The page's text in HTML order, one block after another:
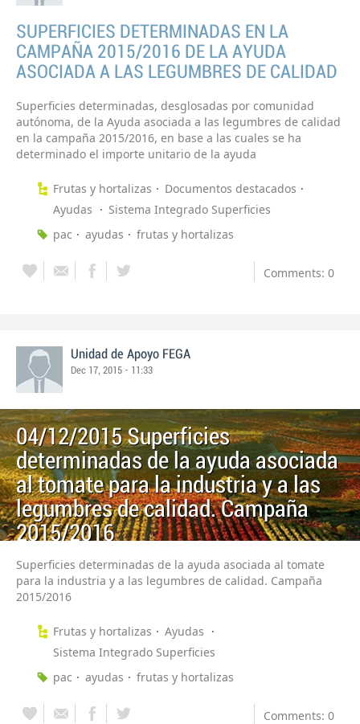
SUPERFICIES DETERMINADAS EN LA
CAMPAÑA 2015/2016 DE LA AYUDA
ASOCIADA A LAS LEGUMBRES DE CALIDAD
Superficies determinadas, desglosadas por comunidad
autónoma, de la Ayuda asociada a las legumbres de calidad
en la campaña 2015/2016, en base a las cuales se ha
determinado el importe unitario de la ayuda
Frutas y hortalizas
Documentos destacados
Ayudas
Sistema Integrado Superficies
pac
ayudas frutas y hortalizas
Comments: 0
Unidad de Apoyo FEGA
Dec 17, 2015 - 11:33
04/12/2015 Superficies
determinadas de la ayuda asociada
al tomate para la industria y a las
legumbres de calidad. Campaña
2015/2016
Superficies determinadas de la ayuda asociada al tomate
para la industria y a las legumbres de calidad. Campaña
2015/2016
Frutas y hortalizas
Ayudas
Sistema Integrado Superficies
pac
ayudas frutas y hortalizas
Comments: 0